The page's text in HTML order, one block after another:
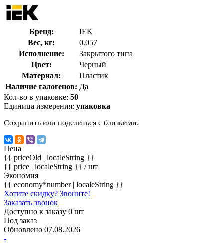
Бренд:
IEK
Вес, кг:
0.057
Исполнение:
Закрытого типа
Цвет:
Черный
Материал:
Пластик
Наличие галогенов: Да
Кол-во в упаковке: 50
Единица измерения: упаковка
Сохранить или поделиться с близкими:
Цена
{{ priceOld | localeString }}
{{ price | localeString }} / шт
Экономия
{{ economy*number | localeString }}
Хотите скидку? Звоните!
Заказать звонок
Доступно к заказу 0 шт
Под заказ
Обновлено 07.08.2026
-